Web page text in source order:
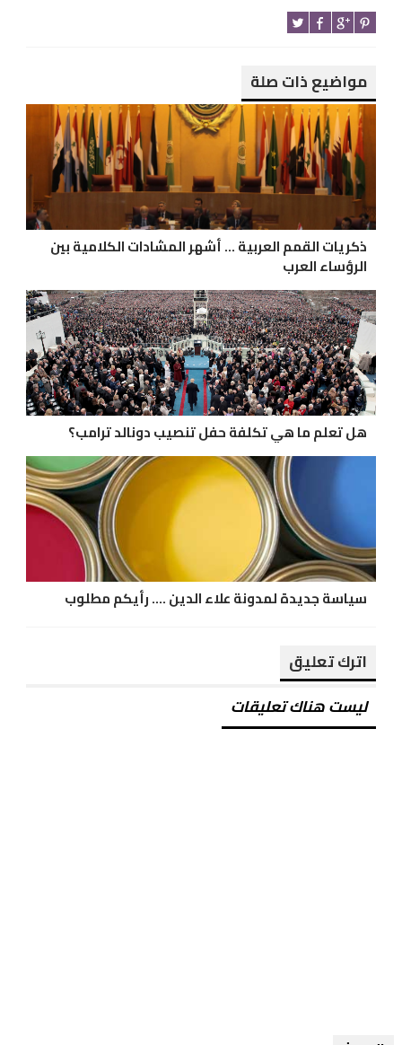
مواضيع ذات صلة
ذكريات القمم العربية ... أشهر المشادات الكلامية بين
الرؤساء العرب
هل تعلم ما هي تكلفة حفل تنصيب دونالد ترامب؟
سياسة جديدة لمدونة علاء الدين .... رأيكم مطلوب
اترك تعليق
ليست هناك تعليقات